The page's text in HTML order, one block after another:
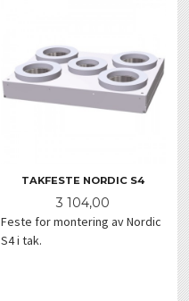
TAKFESTE NORDIC S4
Pris
3 104,00
Feste for montering av Nordic
S4 i tak.